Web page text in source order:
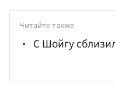
Читайте также
С Шойгу